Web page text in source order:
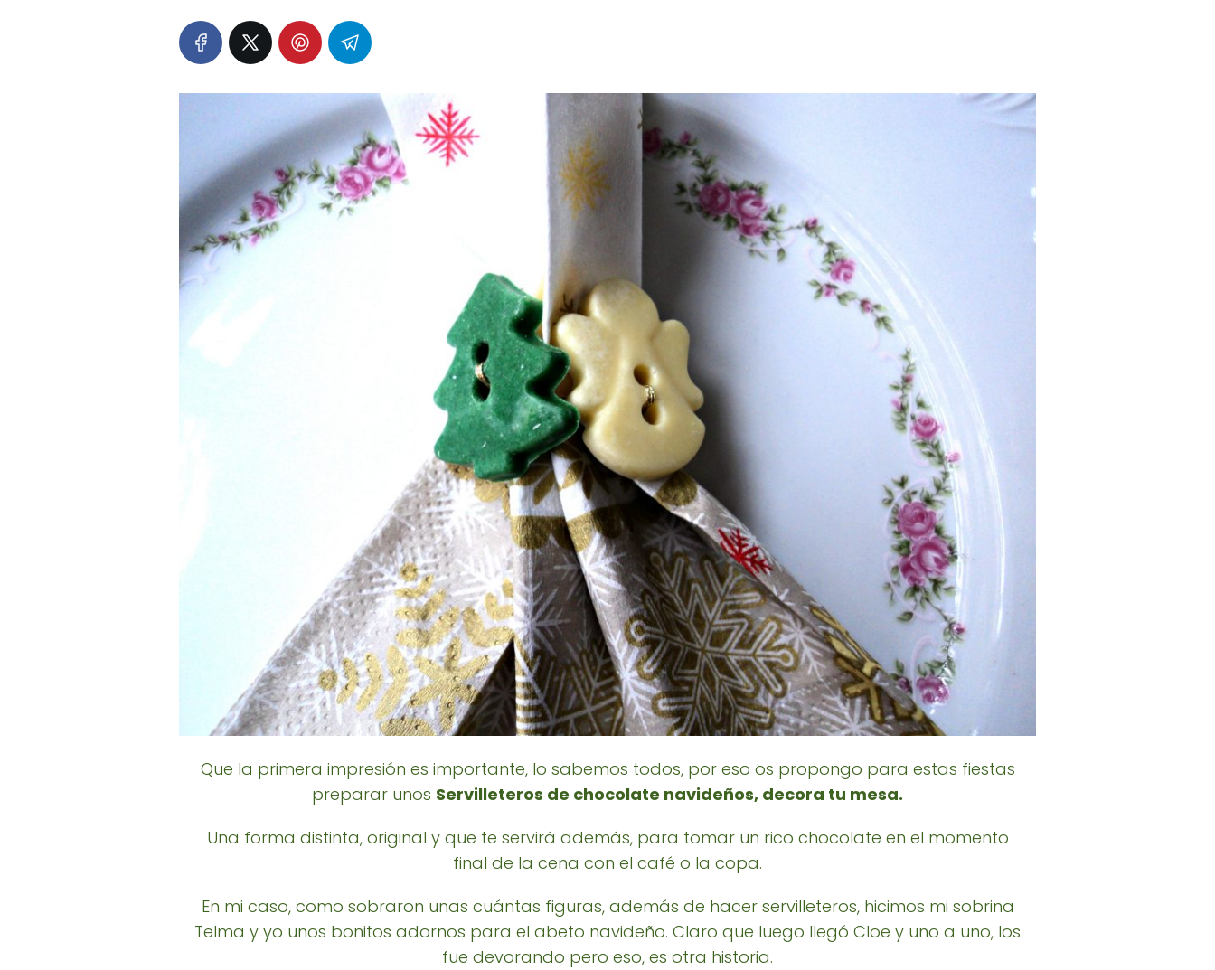
Que la primera impresión es importante, lo sabemos todos, por eso os propongo para estas fiestas
preparar unos Servilleteros de chocolate navideños, decora tu mesa.
Una forma distinta, original y que te servirá además, para tomar un rico chocolate en el momento
final de la cena con el café o la copa.
En mi caso, como sobraron unas cuántas figuras, además de hacer servilleteros, hicimos mi sobrina
Telma y yo unos bonitos adornos para el abeto navideño. Claro que luego llegó Cloe y uno a uno, los
fue devorando pero eso, es otra historia.